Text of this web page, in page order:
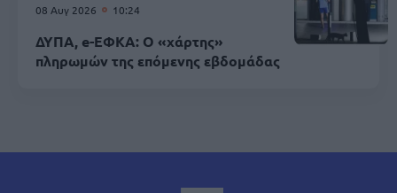
08 Αυγ 2026 10:24
ΔΥΠΑ, e-ΕΦΚΑ: Ο «χάρτης»
πληρωμών της επόμενης εβδομάδας